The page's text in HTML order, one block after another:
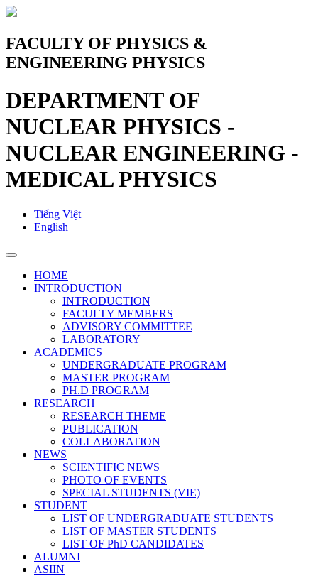
FACULTY OF PHYSICS &
ENGINEERING PHYSICS
DEPARTMENT OF
NUCLEAR PHYSICS -
NUCLEAR ENGINEERING -
MEDICAL PHYSICS
Tiếng Việt
English
HOME
INTRODUCTION
INTRODUCTION
FACULTY MEMBERS
ADVISORY COMMITTEE
LABORATORY
ACADEMICS
UNDERGRADUATE PROGRAM
MASTER PROGRAM
PH.D PROGRAM
RESEARCH
RESEARCH THEME
PUBLICATION
COLLABORATION
NEWS
SCIENTIFIC NEWS
PHOTO OF EVENTS
SPECIAL STUDENTS (VIE)
STUDENT
LIST OF UNDERGRADUATE STUDENTS
LIST OF MASTER STUDENTS
LIST OF PhD CANDIDATES
ALUMNI
ASIIN